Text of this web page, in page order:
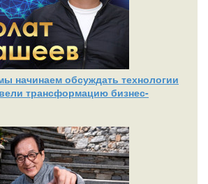
начинаем обсуждать технологии
трансформацию бизнес-